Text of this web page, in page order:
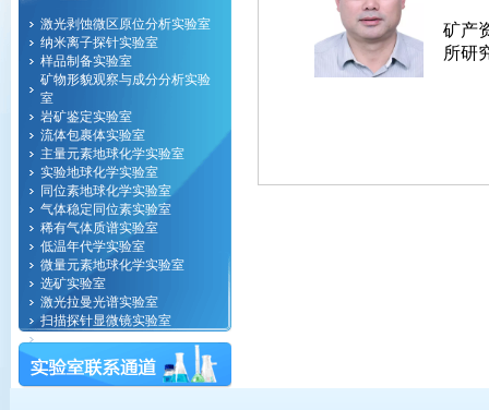
激光剥蚀微区原位分析实验室
纳米离子探针实验室
样品制备实验室
矿物形貌观察与成分分析实验
室
岩矿鉴定实验室
流体包裹体实验室
主量元素地球化学实验室
实验地球化学实验室
同位素地球化学实验室
气体稳定同位素实验室
稀有气体质谱实验室
低温年代学实验室
微量元素地球化学实验室
选矿实验室
激光拉曼光谱实验室
扫描探针显微镜实验室
纳米地球化学实验室
计算地球物理实验室
矿产
所研